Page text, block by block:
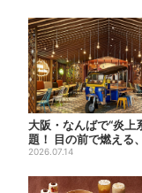
大阪・なんばで“炎上
題！ 目の前で燃える
類のランチビュッフェ
2026.07.14